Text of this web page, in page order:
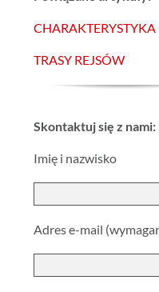
CHARAKTERYSTYKA
TRASY REJSÓW
Skontaktuj się z nami:
Imię i nazwisko
Adres e-mail